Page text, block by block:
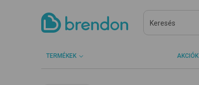
TERMÉKEK AKCIÓK